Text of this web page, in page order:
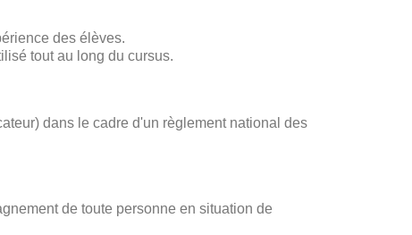
des élèves.
tout au long du cursus.
dans le cadre d'un règlement national des
de toute personne en situation de